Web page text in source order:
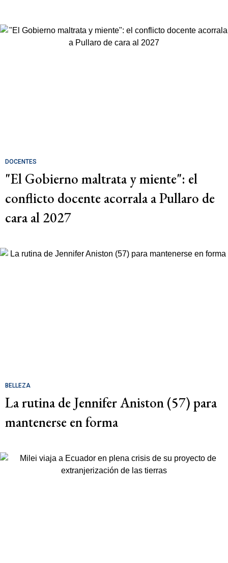
DOCENTES
"El Gobierno maltrata y miente": el
conflicto docente acorrala a Pullaro de
cara al 2027
BELLEZA
La rutina de Jennifer Aniston (57) para
mantenerse en forma